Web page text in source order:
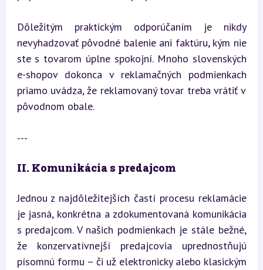
Dôležitým praktickým odporúčaním je nikdy
nevyhadzovať pôvodné balenie ani faktúru, kým nie
ste s tovarom úplne spokojní. Mnoho slovenských
e-shopov dokonca v reklamačných podmienkach
priamo uvádza, že reklamovaný tovar treba vrátiť v
pôvodnom obale.
---
II. Komunikácia s predajcom
Jednou z najdôležitejších častí procesu reklamácie
je jasná, konkrétna a zdokumentovaná komunikácia
s predajcom. V našich podmienkach je stále bežné,
že konzervatívnejší predajcovia uprednostňujú
písomnú formu – či už elektronicky alebo klasickým